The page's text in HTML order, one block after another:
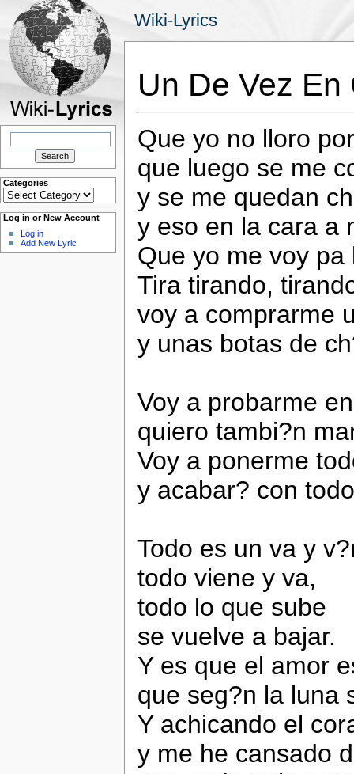
Wiki-Lyrics
Search
Categories
Categories
Log in or New Account
Log in
Add New Lyric
Un De Vez
Que yo no lloro
que luego se me
y se me quedan
y eso en la cara a
Que yo me voy
Tira tirando,
voy a comprarme
y unas botas de
Voy a probarme
quiero tambi?n
Voy a ponerme
y acabar? con
Todo es un va y
todo viene y va,
todo lo que sube
se vuelve a bajar.
Y es que el amor
que seg?n la luna
Y achicando el
y me he cansado